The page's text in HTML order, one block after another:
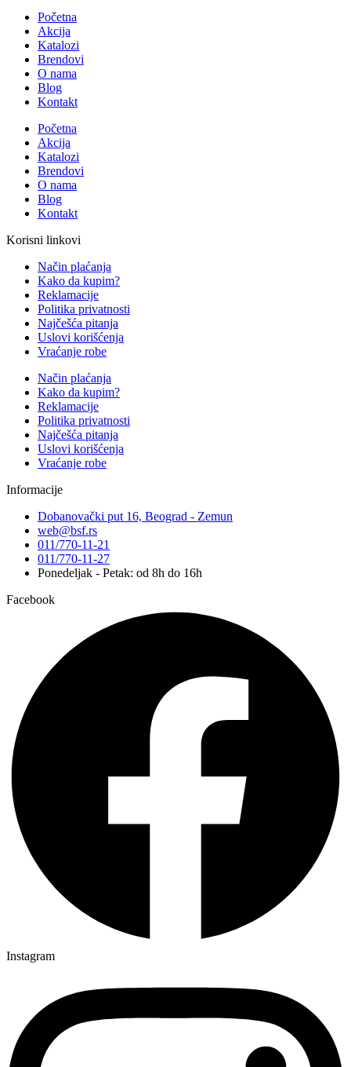
Početna
Akcija
Katalozi
Brendovi
O nama
Blog
Kontakt
Početna
Akcija
Katalozi
Brendovi
O nama
Blog
Kontakt
Korisni linkovi
Način plaćanja
Kako da kupim?
Reklamacije
Politika privatnosti
Najčešća pitanja
Uslovi korišćenja
Vraćanje robe
Način plaćanja
Kako da kupim?
Reklamacije
Politika privatnosti
Najčešća pitanja
Uslovi korišćenja
Vraćanje robe
Informacije
Dobanovački put 16, Beograd - Zemun
web@bsf.rs
011/770-11-21
011/770-11-27
Ponedeljak - Petak: od 8h do 16h
Facebook
Instagram